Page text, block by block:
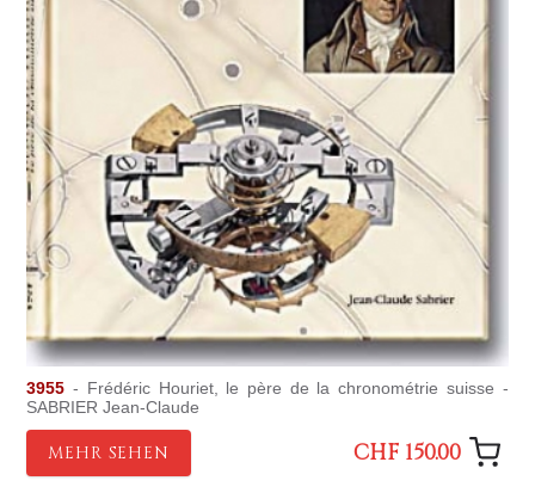
3955 - Frédéric Houriet, le père de la chronométrie suisse -
SABRIER Jean-Claude
MEHR SEHEN CHF 150.00